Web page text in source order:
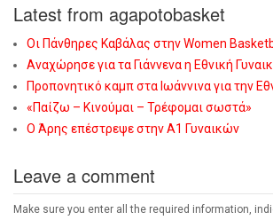
Latest from agapotobasket
Οι Πάνθηρες Καβάλας στην Women
Αναχώρησε για τα Γιάννενα η Εθνική
Προπονητικό καμπ στα Ιωάννινα για την
«Παίζω – Κινούμαι – Τρέφομαι σωστά»
Ο Άρης επέστρεψε στην Α1 Γυναικών
Leave a comment
Make sure you enter all the required information,